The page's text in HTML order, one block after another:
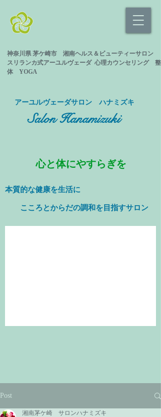
神奈川県 茅ケ崎市 湘南ヘルス＆ビューティーサロン
スリランカ式アーユルヴェーダ 心理カウンセリング 整
体 YOGA
​アーユルヴェーダサロン ハナミズキ
Salon Hanamizuki
心と体にやすらぎを
本質的な健康を生活に
​ こころとからだの調和を目指すサロン
Post
湘南茅ケ崎 サロンハナミズキ